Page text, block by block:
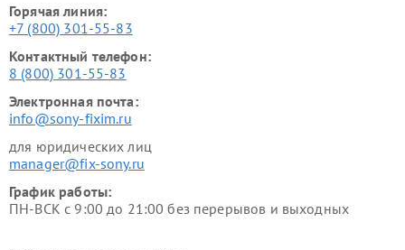
Горячая линия:
+7 (800) 301-55-83
Контактный телефон:
8 (800) 301-55-83
Электронная почта:
info@sony-fixim.ru
для юридических лиц
manager@fix-sony.ru
График работы:
ПН-ВСК с 9:00 до 21:00 без перерывов и выходных